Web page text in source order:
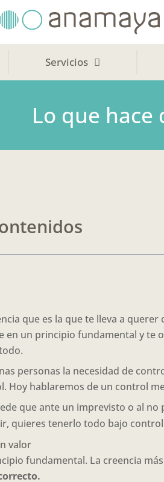
Servicios
Lo que
que es la que te lleva a
en un principio fundamental y te
personas la necesidad de
Hoy hablaremos de un control
que ante un imprevisto o al
quieres tenerlo todo bajo
valor
fundamental. La creencia